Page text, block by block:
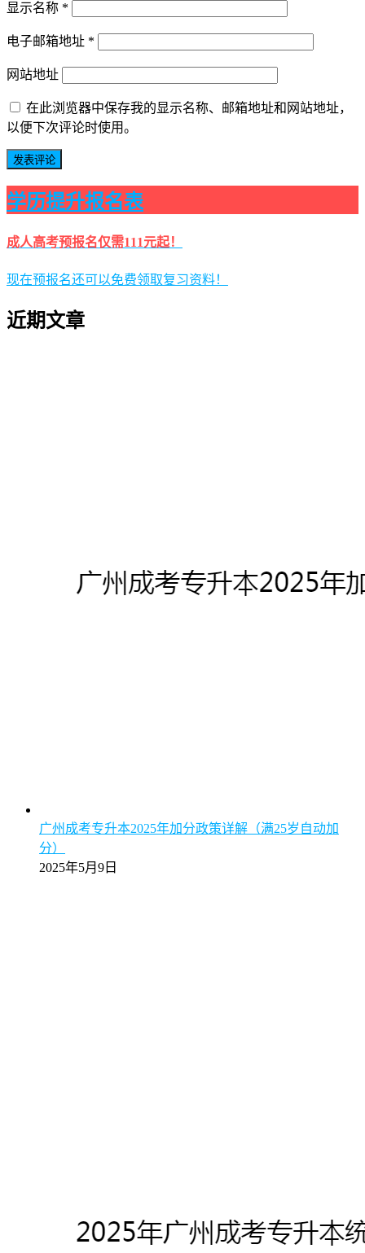
显示名称 *
电子邮箱地址 *
网站地址
在此浏览器中保存我的显示名称、邮箱地址和网站地址，
以便下次评论时使用。
学历提升报名表
成人高考预报名仅需111元起！
现在预报名还可以免费领取复习资料！
近期文章
广州成考专升本2025年加分政策详解（满25岁自动加
分）
2025年5月9日